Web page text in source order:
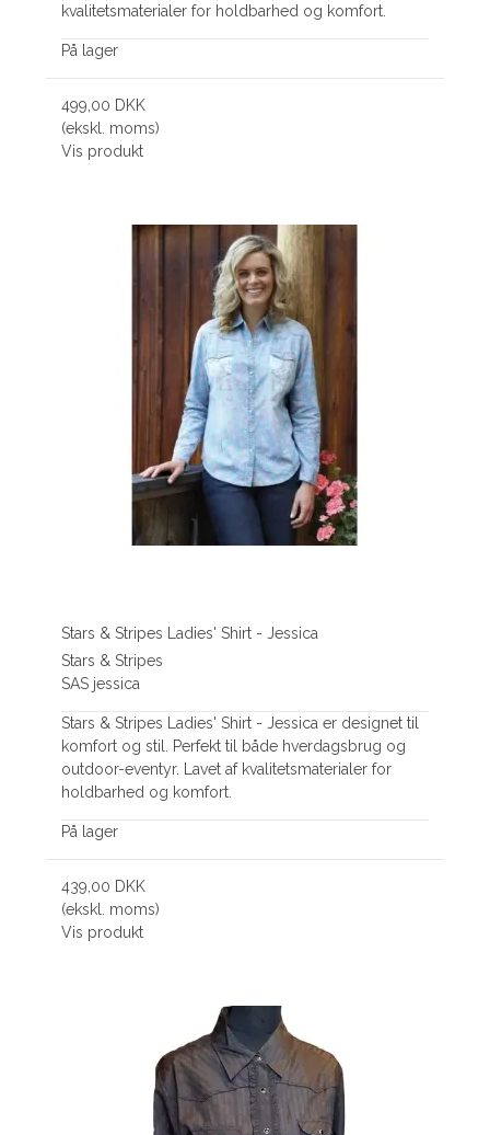
kvalitetsmaterialer for holdbarhed og komfort.
På lager
499,00 DKK
(ekskl. moms)
Vis produkt
Stars & Stripes Ladies' Shirt - Jessica
Stars & Stripes
SAS jessica
Stars & Stripes Ladies' Shirt - Jessica er designet til
komfort og stil. Perfekt til både hverdagsbrug og
outdoor-eventyr. Lavet af kvalitetsmaterialer for
holdbarhed og komfort.
På lager
439,00 DKK
(ekskl. moms)
Vis produkt